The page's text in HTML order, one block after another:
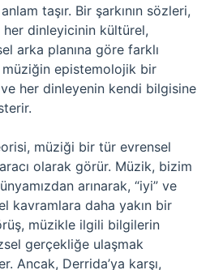
taşır. Bir şarkının sözleri,
dinleyicinin kültürel,
arka planına göre farklı
müziğin epistemolojik bir
her dinleyenin kendi bilgisine
müziği bir tür evrensel
olarak görür. Müzik, bizim
arınarak, “iyi” ve
kavramlara daha yakın bir
müzikle ilgili bilgilerin
gerçekliğe ulaşmak
Ancak, Derrida’ya karşı,